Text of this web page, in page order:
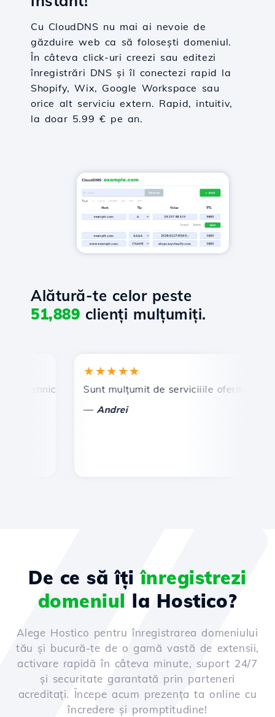
Cu CloudDNS nu mai ai nevoie de
găzduire web ca să folosești domeniul.
În câteva click-uri creezi sau editezi
înregistrări DNS și îl conectezi rapid la
Shopify, Wix, Google Workspace sau
orice alt serviciu extern. Rapid, intuitiv,
la doar 5.99 € pe an.
Alătură-te celor peste
51,889 clienți mulțumiți.
prompt și eficient.
★★★★★
Sunt mulțumit de serviciiile oferite de
Andrei
De ce să îțiînregistrezi
domeniul la Hostico?
Alege Hostico pentru înregistrarea domeniului
tău și bucură-te de o gamă vastă de extensii,
activare rapidă în câteva minute, suport 24/7
și securitate garantată prin parteneri
acreditați. Începe acum prezența ta online cu
încredere și promptitudine!